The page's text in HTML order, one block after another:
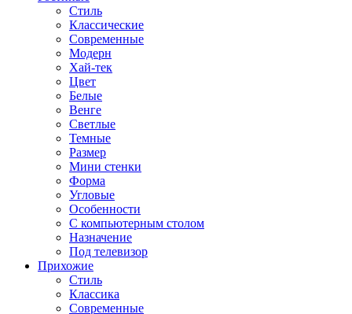
Стиль
Классические
Современные
Модерн
Хай-тек
Цвет
Белые
Венге
Светлые
Темные
Размер
Мини стенки
Форма
Угловые
Особенности
С компьютерным столом
Назначение
Под телевизор
Прихожие
Стиль
Классика
Современные